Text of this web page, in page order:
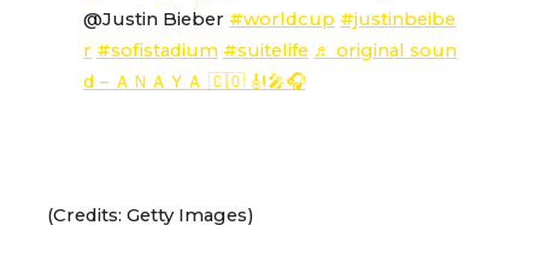
@Justin Bieber #worldcup #justinbeibe
r #sofistadium #suitelife ♬ original soun
d – ＡＮＡＹＡ 🇨🇴 🎻🎤🎧
(Credits: Getty Images)